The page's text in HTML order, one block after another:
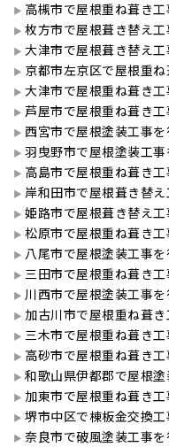
高槻市で屋根重ね葺き工
枚方市で屋根葺き替え工
大津市で屋根葺き替え工
京都市左京区で屋根重ね
大津市で屋根重ね葺き工
芦屋市で屋根重ね葺き工
西宮市で屋根塗装工事を
羽曳野市で屋根塗装工事
高島市で屋根重ね葺き工
岸和田市で屋根葺き替え
姫路市で屋根葺き替え工
松原市で屋根重ね葺き工
八尾市で屋根塗装工事を
三田市で屋根重ね葺き工
川西市で屋根塗装工事を
加古川市で屋根重ね葺き
三木市で屋根重ね葺き工
高砂市で屋根重ね葺き工
和歌山県伊都郡で屋根塗
加東市で屋根重ね葺き工
堺市中区で棟板金交換工
奈良市で破風塗装工事を